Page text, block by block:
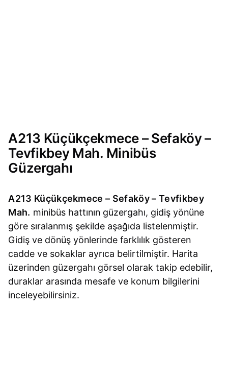
A213 Küçükçekmece – Sefaköy –
Tevfikbey Mah. Minibüs
Güzergahı
A213 Küçükçekmece – Sefaköy – Tevfikbey
Mah. minibüs hattının güzergahı, gidiş yönüne
göre sıralanmış şekilde aşağıda listelenmiştir.
Gidiş ve dönüş yönlerinde farklılık gösteren
cadde ve sokaklar ayrıca belirtilmiştir. Harita
üzerinden güzergahı görsel olarak takip edebilir,
duraklar arasında mesafe ve konum bilgilerini
inceleyebilirsiniz.